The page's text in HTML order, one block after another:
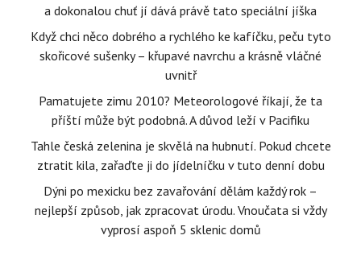
a dokonalou chuť jí dává právě tato speciální jíška
Když chci něco dobrého a rychlého ke kafíčku, peču tyto
skořicové sušenky – křupavé navrchu a krásně vláčné
uvnitř
Pamatujete zimu 2010? Meteorologové říkají, že ta
příští může být podobná. A důvod leží v Pacifiku
Tahle česká zelenina je skvělá na hubnutí. Pokud chcete
ztratit kila, zařaďte ji do jídelníčku v tuto denní dobu
Dýni po mexicku bez zavařování dělám každý rok –
nejlepší způsob, jak zpracovat úrodu. Vnoučata si vždy
vyprosí aspoň 5 sklenic domů